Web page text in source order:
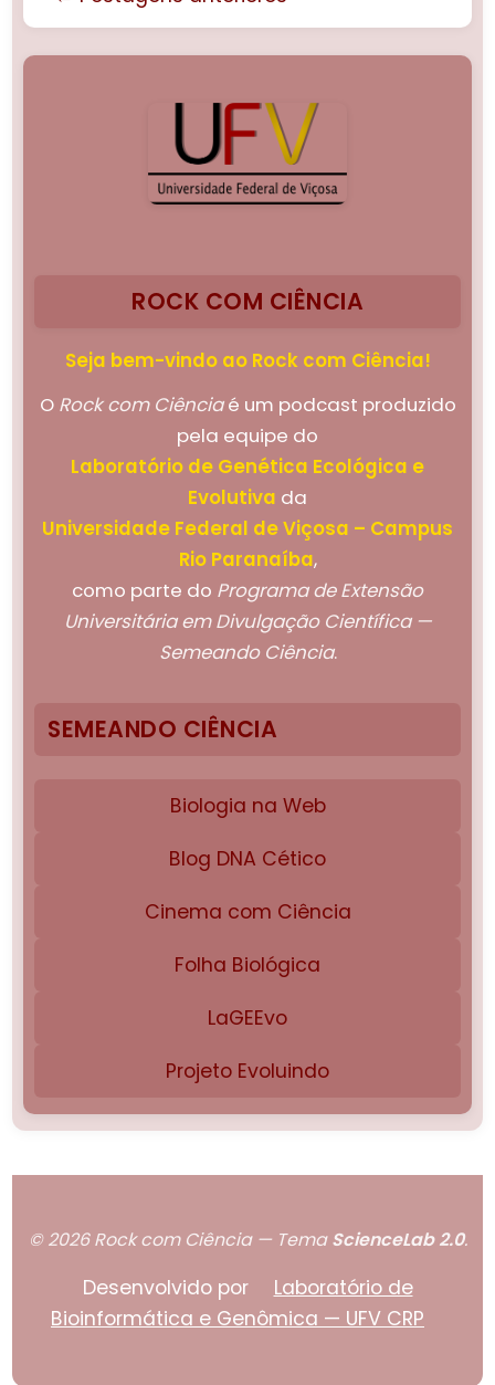
ROCK COM CIÊNCIA
Seja bem-vindo ao Rock com Ciência!
O Rock com Ciênciaé um podcast produzido
pela equipe do
Laboratório de Genética Ecológica e
Evolutiva da
Universidade Federal de Viçosa – Campus
Rio Paranaíba,
como parte do Programa de Extensão
Universitária em Divulgação Científica —
Semeando Ciência.
SEMEANDO CIÊNCIA
Biologia na Web
Blog DNA Cético
Cinema com Ciência
Folha Biológica
LaGEEvo
Projeto Evoluindo
© 2026 Rock com Ciência — TemaScienceLab 2.0.
Desenvolvido por
Laboratório de
Bioinformática e Genômica — UFV CRP